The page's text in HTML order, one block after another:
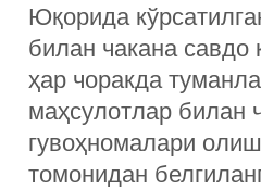
Юқорида
билан чакана
ҳар чоракда
маҳсулотлар билан
гувоҳномалари
томонидан